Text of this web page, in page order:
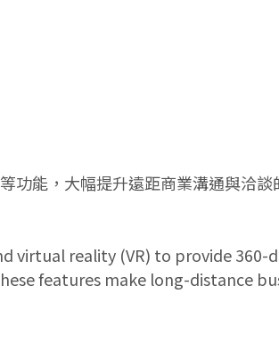
功能，大幅提升遠距商業溝通與洽談
virtual reality (VR) to provide 360-
features make long-distance